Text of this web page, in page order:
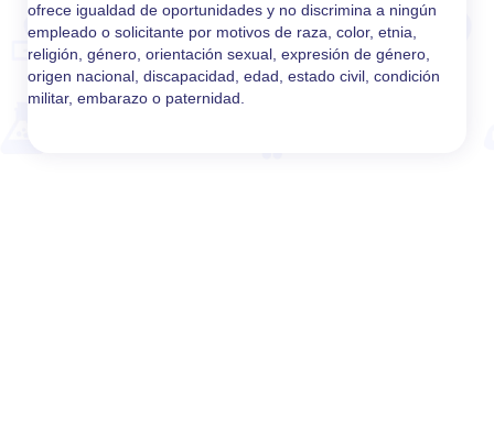
ofrece igualdad de oportunidades y no discrimina a ningún
empleado o solicitante por motivos de raza, color, etnia,
religión, género, orientación sexual, expresión de género,
origen nacional, discapacidad, edad, estado civil, condición
militar, embarazo o paternidad.